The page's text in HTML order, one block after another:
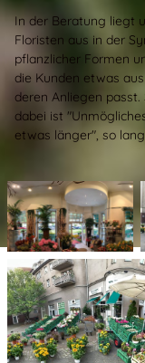
In der Beratung liegt
Floristen aus in der
pflanzlicher Formen
die Kunden etwas
deren Anliegen
dabei ist
etwas länger", so